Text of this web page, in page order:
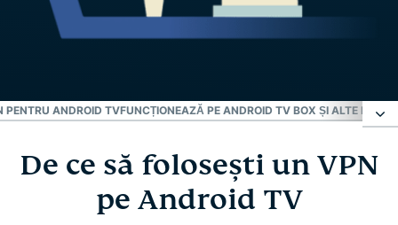
PENTRU ANDROID TVFUNCȚIONEAZĂ PE ANDROID TV BOX ȘI ALTE
De ce să folosești un VPN pe Android TV
Cum configurezi ExpressVPN pe Android TV în trei
De ce să folosești un VPN
pe Android TV